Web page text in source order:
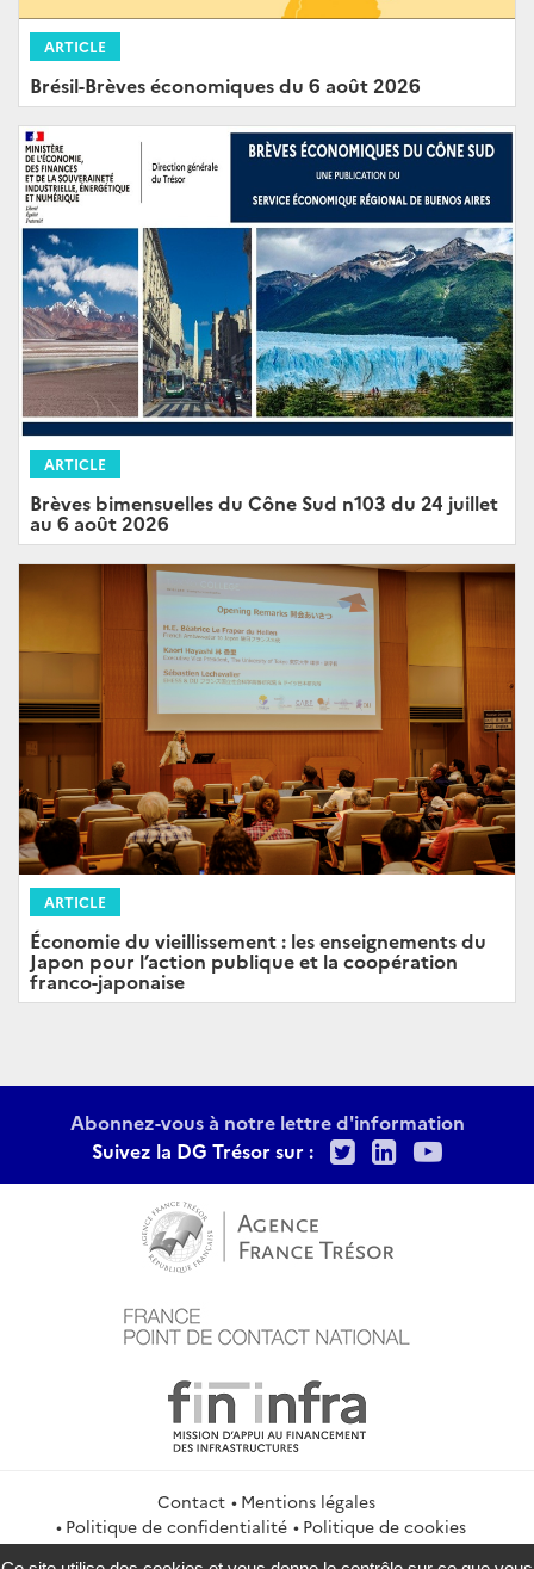
ARTICLE
Brésil-Brèves économiques du 6 août 2026
ARTICLE
Brèves bimensuelles du Cône Sud n103 du 24 juillet
au 6 août 2026
ARTICLE
Économie du vieillissement : les enseignements du
Japon pour l’action publique et la coopération
franco-japonaise
Abonnez-vous à notre lettre d'information
Suivez la DG Trésor sur :
TwitterLinkedIn
Contact
Mentions légales
Politique de confidentialité
Politique de cookies
Gestion des cookies
Flux RSS